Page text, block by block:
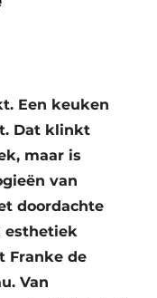
Een keuken
Dat klinkt
maar is
van
doordachte
esthetiek
Franke de
Van